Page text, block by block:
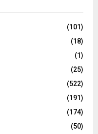
(101)
(18)
(1)
(25)
(522)
(191)
(174)
(50)